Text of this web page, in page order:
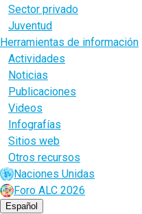
Sector privado
Juventud
Herramientas de información
Actividades
Noticias
Publicaciones
Videos
Infografías
Sitios web
Otros recursos
Naciones Unidas
Foro ALC 2026
Español